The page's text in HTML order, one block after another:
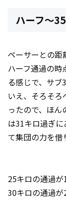
ハーフ～
ペーサーとの距
ハーフ通過の時
る感じで、サ
いえ、そろそ
ったので、ほ
は31キロ過ぎ
て集団の力を借
25キロの通過が
30キロの通過が